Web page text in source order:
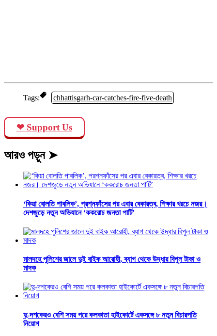
Tags: chhattisgarh-car-catches-fire-five-death
❤ Support Us
আরও পড়ুন ➤
‘কিয়া বোলতি পাবলিক’, প্রশ্নফাঁসের পর এবার বেকারত্ব, শিক্ষার খরচে নজর।
দেশজুড়ে নতুন অভিযানে ‘ককরোচ জনতা পার্টি’
মালদহে পুলিশের জালে দুই বাইক আরোহী, ব্যাগ থেকে উদ্ধার বিপুল টাকা ও
মাদক
দু-দশকেরও বেশি সময় পরে কলকাতা হাইকোর্টে একসঙ্গে ৮ নতুন বিচারপতি
নিয়োগ